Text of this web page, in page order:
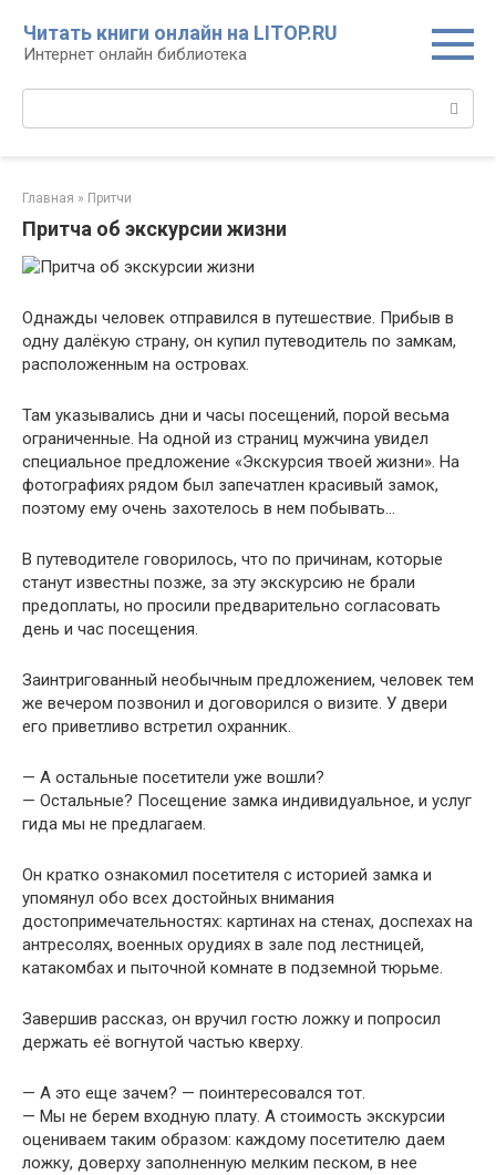
контенту
Читать книги онлайн на LITOP.RU
Интернет онлайн библиотека
Главная » Притчи
Притча об экскурсии жизни
Однажды человек отправился в путешествие. Прибыв в
одну далёкую страну, он купил путеводитель по замкам,
расположенным на островах.
Там указывались дни и часы посещений, порой весьма
ограниченные. На одной из страниц мужчина увидел
специальное предложение «Экскурсия твоей жизни». На
фотографиях рядом был запечатлен красивый замок,
поэтому ему очень захотелось в нем побывать…
В путеводителе говорилось, что по причинам, которые
станут известны позже, за эту экскурсию не брали
предоплаты, но просили предварительно согласовать
день и час посещения.
Заинтригованный необычным предложением, человек тем
же вечером позвонил и договорился о визите. У двери
его приветливо встретил охранник.
— А остальные посетители уже вошли?
— Остальные? Посещение замка индивидуальное, и услуг
гида мы не предлагаем.
Он кратко ознакомил посетителя с историей замка и
упомянул обо всех достойных внимания
достопримечательностях: картинах на стенах, доспехах на
антресолях, военных орудиях в зале под лестницей,
катакомбах и пыточной комнате в подземной тюрьме.
Завершив рассказ, он вручил гостю ложку и попросил
держать её вогнутой частью кверху.
— А это еще зачем? — поинтересовался тот.
— Мы не берем входную плату. А стоимость экскурсии
оцениваем таким образом: каждому посетителю даем
ложку, доверху заполненную мелким песком, в нее